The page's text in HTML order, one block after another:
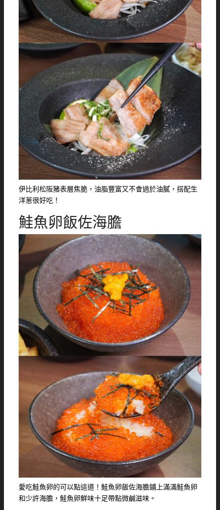
伊比利松阪豬表層焦脆，油脂豐富又不會過於油膩，搭配生
洋蔥很好吃！
鮭魚卵飯佐海膽
愛吃鮭魚卵的可以點這道！鮭魚卵飯佐海膽鋪上滿滿鮭魚卵
和少許海膽，鮭魚卵鮮味十足帶點微鹹滋味。